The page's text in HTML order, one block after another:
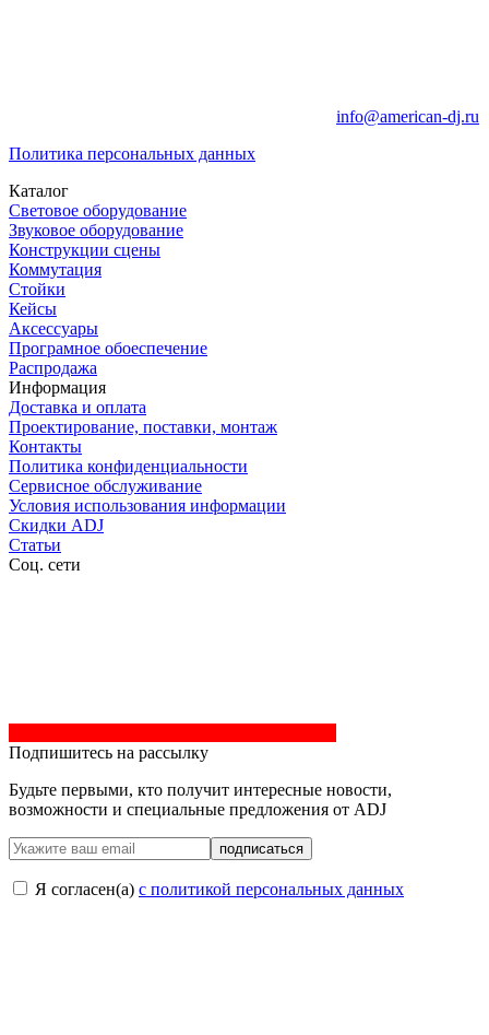
info@american-dj.ru
Политика персональных данных
Каталог
Световое оборудование
Звуковое оборудование
Конструкции сцены
Коммутация
Стойки
Кейсы
Аксессуары
Програмное обоеспечение
Распродажа
Информация
Доставка и оплата
Проектирование, поставки, монтаж
Контакты
Политика конфиденциальности
Сервисное обслуживание
Условия использования информации
Скидки ADJ
Статьи
Соц. сети
Подпишитесь на рассылку
Будьте первыми, кто получит интересные новости,
возможности и специальные предложения от ADJ
подписаться
Я согласен(a) с политикой персональных данных